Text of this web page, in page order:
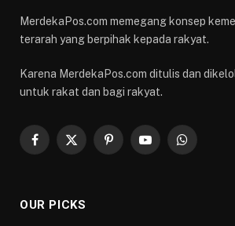
MerdekaPos.com memegang konsep
terarah yang berpihak kepada rakyat.
Karena MerdekaPos.com ditulis dan
untuk rakat dan bagi rakyat.
Facebook
X
PinterestYouTubeWhatsApp
OUR PICKS